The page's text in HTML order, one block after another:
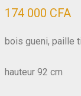
174 000 CFA
bois gueni, paille
hauteur 92 cm